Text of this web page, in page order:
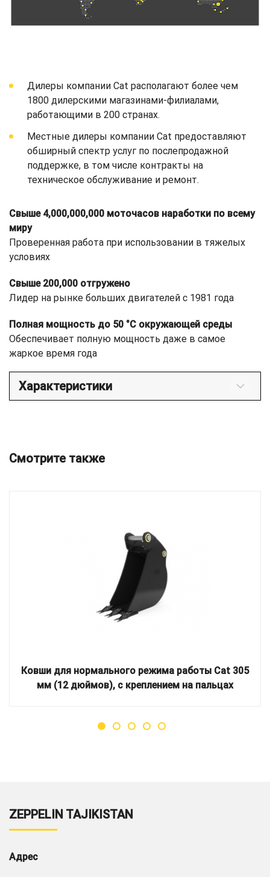
Дилеры компании Cat располагают более чем
1800 дилерскими магазинами-филиалами,
работающими в 200 странах.
Местные дилеры компании Cat предоставляют
обширный спектр услуг по послепродажной
поддержке, в том числе контракты на
техническое обслуживание и ремонт.
Свыше 4,000,000,000 моточасов наработки по всему
миру
Проверенная работа при использовании в тяжелых
условиях
Свыше 200,000 отгружено
Лидер на рынке больших двигателей с 1981 года
Полная мощность до 50 °C окружающей среды
Обеспечивает полную мощность даже в самое
жаркое время года
Характеристики
Смотрите также
Ковши для нормального режима работы Cat 305
мм (12 дюймов), с креплением на пальцах
ZEPPELIN TAJIKISTAN
Адрес